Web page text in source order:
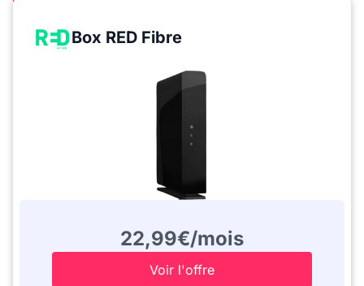
Box RED Fibre
22,99€/mois
Voir l'offre